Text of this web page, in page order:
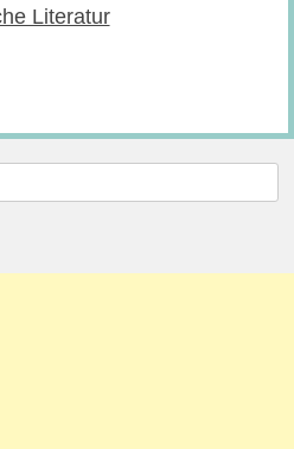
Literatur